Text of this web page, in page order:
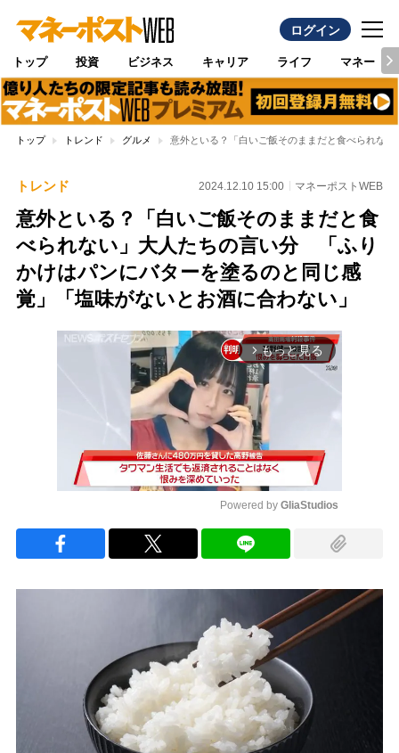
ログイン
トップ 投資 ビジネス キャリア ライフ マネー
トップ トレンド グルメ 意外といる？「白いご飯そのままだと食べられな
トレンド 2024.12.10 15:00 マネーポストWEB
意外といる？「白いご飯そのままだと食
べられない」大人たちの言い分 「ふり
かけはパンにバターを塗るのと同じ感
覚」「塩味がないとお酒に合わない」
arrow_forward_ios もっと見る
Powered by GliaStudios